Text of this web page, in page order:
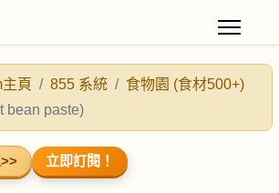
頁 855 系統
食物園 (食材500+)
bean paste)
>> 立即訂閱！